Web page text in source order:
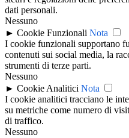
dati personali.
Nessuno
► Cookie Funzionali Nota
I cookie funzionali supportano
contenuti sui social media, la
strumenti di terze parti.
Nessuno
► Cookie Analitici Nota
I cookie analitici tracciano le
su metriche come numero di
di traffico.
Nessuno